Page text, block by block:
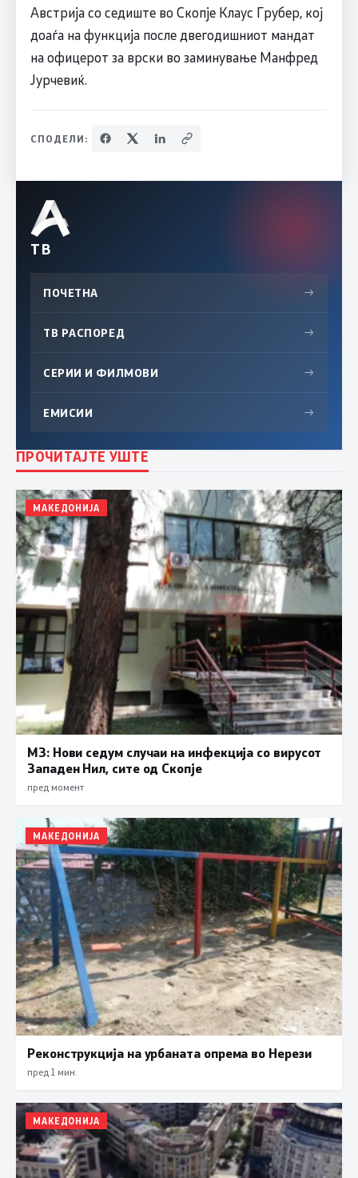
Австрија со седиште во Скопје Клаус Грубер, кој
доаѓа на функција после двегодишниот мандат
на офицерот за врски во заминување Манфред
Јурчевиќ.
СПОДЕЛИ:
ТВ
ПОЧЕТНА →
ТВ РАСПОРЕД →
СЕРИИ И ФИЛМОВИ →
ЕМИСИИ →
ПРОЧИТАЈТЕ УШТЕ
МАКЕДОНИЈА
МЗ: Нови седум случаи на инфекција со вирусот
Западен Нил, сите од Скопје
пред момент
МАКЕДОНИЈА
Реконструкција на урбаната опрема во Нерези
пред 1 мин.
МАКЕДОНИЈА